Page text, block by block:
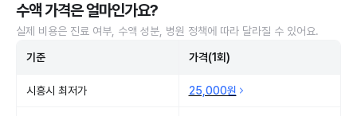
수액 가격은 얼마인가요?
실제 비용은 진료 여부, 수액 성분, 병원 정책에 따라 달라질 수 있어요.
기준 가격(1회)
시흥시 최저가 25,000원